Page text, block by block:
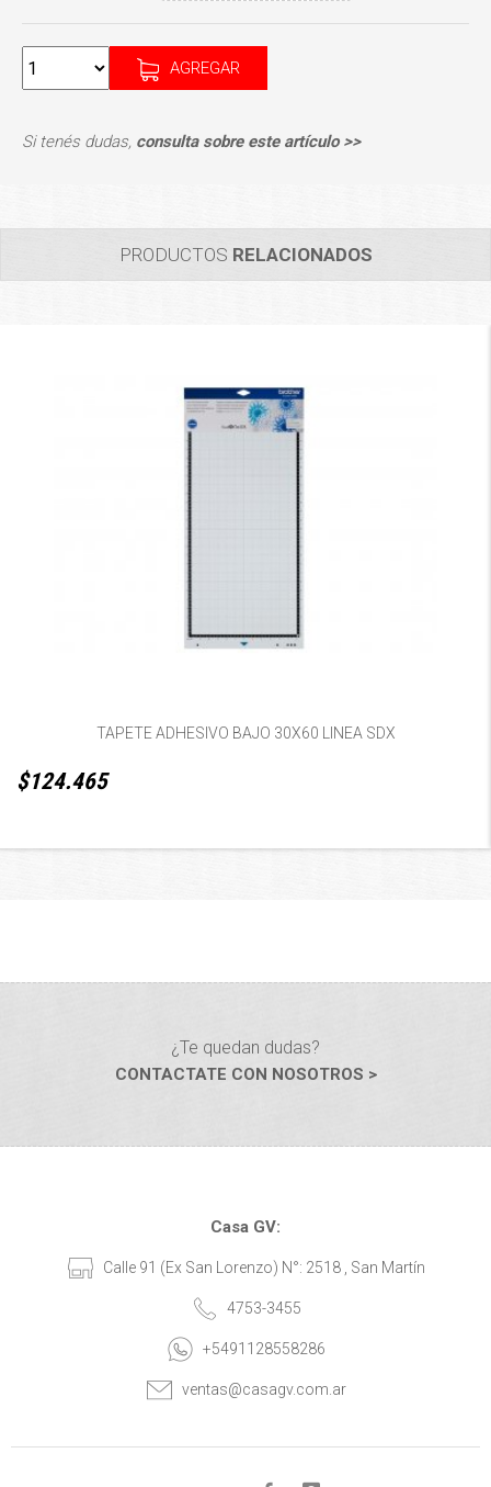
AGREGAR
Si tenés dudas, consulta sobre este artículo >>
PRODUCTOS RELACIONADOS
TAPETE ADHESIVO BAJO 30X60 LINEA SDX
$124.465
¿Te quedan dudas?
CONTACTATE CON NOSOTROS >
Casa GV:
Calle 91 (Ex San Lorenzo) N°: 2518 , San Martín
4753-3455
+5491128558286
ventas@casagv.com.ar